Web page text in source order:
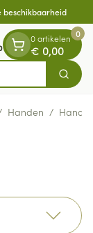
beschikbaarheid
Zoek
0 artikelen
€ 0,00
0
Handen /